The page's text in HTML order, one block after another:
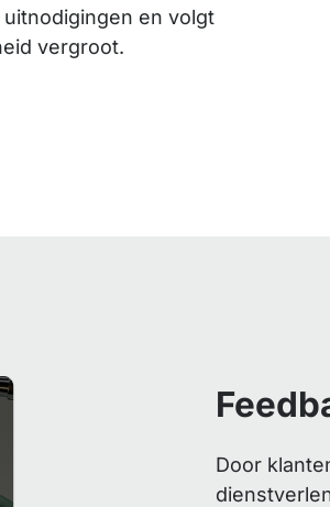
en volgt
vergroot.
Door